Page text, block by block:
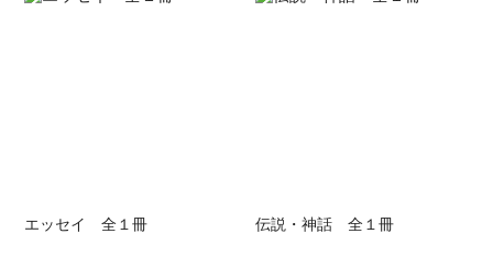
エッセイ 全１冊 伝説・神話 全１冊